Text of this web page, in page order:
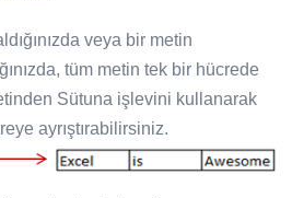
veya bir metin
tüm metin tek bir hücrede
Sütuna işlevini kullanarak
ayrıştırabilirsiniz.